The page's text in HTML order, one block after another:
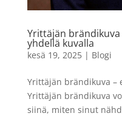
Yrittäjän
yhdellä kuvalla
kesä 19, 2025| Blogi
Yrittäjän brändikuva –
Yrittäjän brändikuva
siinä, miten sinut